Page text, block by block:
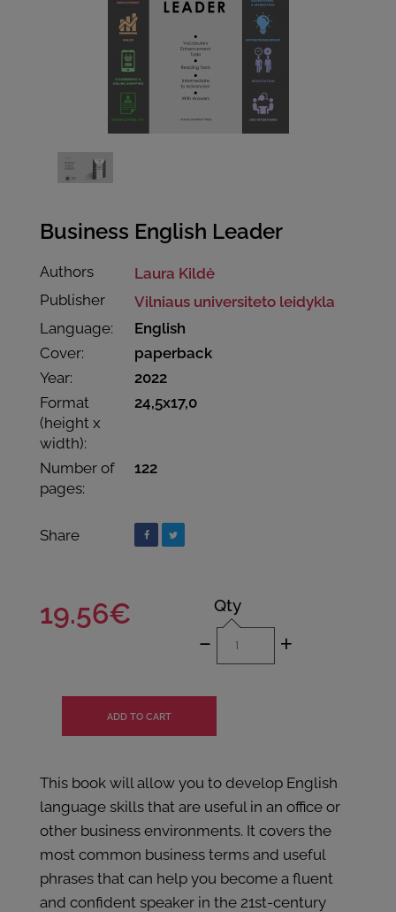
Business English Leader
Authors
Laura Kildė
Publisher
Vilniaus universiteto leidykla
Language:
English
Cover:
paperback
Year:
2022
Format
(height x
width):
24,5x17,0
Number of
pages:
122
Share
19.56€ Qty
- +
This book will allow you to develop English
language skills that are useful in an office or
other business environments. It covers the
most common business terms and useful
phrases that can help you become a fluent
and confident speaker in the 21st-century